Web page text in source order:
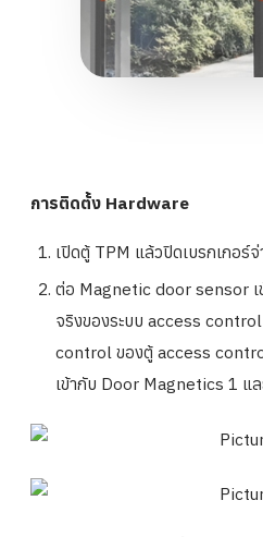
การติดตั้ง Hardware
เปิดตู้ TPM แล้วปิดเบรกเกอร์จ่
ต่อ Magnetic door sensor เ
จริงของระบบ access control
control ของตู้ access
เข้ากับ Door Magnetics 1 แล